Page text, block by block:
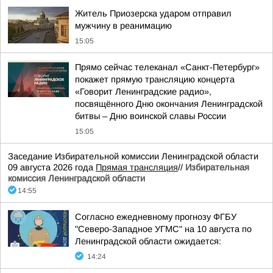
Житель Приозерска ударом отправил
мужчину в реанимацию
15:05
Прямо сейчас телеканал «Санкт-Петербург»
покажет прямую трансляцию концерта
«Говорит Ленинградские радио»,
посвящённого Дню окончания Ленинградской
битвы – Дню воинской славы России
15:05
Заседание Избирательной комиссии Ленинградской области
09 августа 2026 года Прямая трансляция// Избирательная
комиссия Ленинградской области
14:55
Согласно ежедневному прогнозу ФГБУ
"Северо-Западное УГМС" на 10 августа по
Ленинградской области ожидается:
14:24